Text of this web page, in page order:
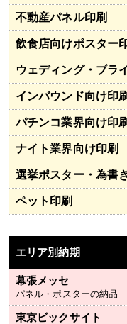
不動産パネル印刷
飲食店向けポスター
ウェディング・ブラ
インバウンド向け印刷
パチンコ業界向け印刷
ナイト業界向け印刷
選挙ポスター・為書
ペット印刷
エリア別納期
幕張メッセ
パネル・ポスターの納品
東京ビックサイト